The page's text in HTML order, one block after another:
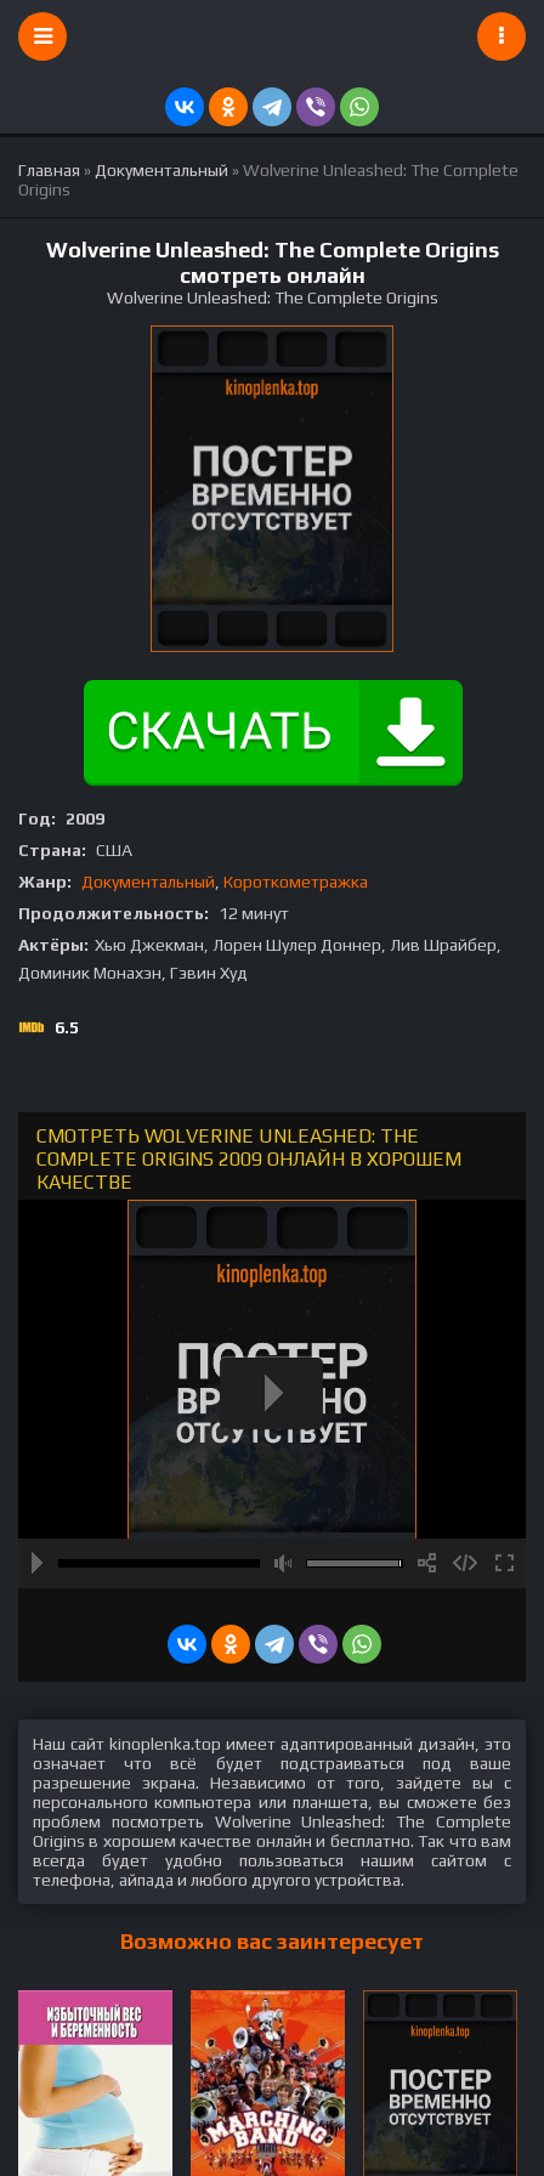
Главная » Документальный » Wolverine Unleashed: The Complete
Origins
Wolverine Unleashed: The Complete Origins
смотреть онлайн
Wolverine Unleashed: The Complete Origins
Год:
2009
Страна: США
Жанр:
Документальный Короткометражка
Продолжительность:
12 минут
Актёры: Хью Джекман, Лорен Шулер Доннер, Лив Шрайбер,
Доминик Монахэн, Гэвин Худ
6.5
СМОТРЕТЬ WOLVERINE UNLEASHED: THE
COMPLETE ORIGINS 2009 ОНЛАЙН В ХОРОШЕМ
КАЧЕСТВЕ
Наш сайт kinoplenka.top имеет адаптированный дизайн, это
означает что всё будет подстраиваться под ваше
разрешение экрана. Независимо от того, зайдете вы с
персонального компьютера или планшета, вы сможете без
проблем посмотреть Wolverine Unleashed: The Complete
Origins в хорошем качестве онлайн и бесплатно. Так что вам
всегда будет удобно пользоваться нашим сайтом с
телефона, айпада и любого другого устройства.
Возможно вас заинтересует